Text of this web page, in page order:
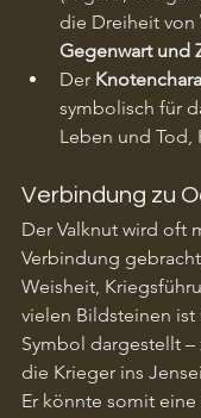
die Dreiheit von
Gegenwart und
Der
symbolisch für
Leben und Tod,
Verbindung zu
Der Valknut wird oft
Verbindung
Weisheit,
vielen Bildsteinen
Symbol dargestellt –
die Krieger ins
Er könnte somit eine